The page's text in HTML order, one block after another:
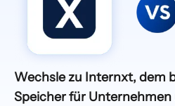
Wechsle zu Internxt, dem
Speicher für